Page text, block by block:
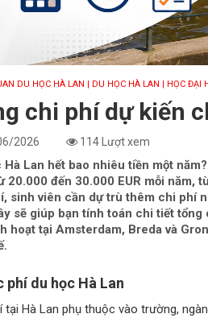
DU HỌC HÀ LAN | DU HỌC HÀ LAN | HỌC ĐẠI
chi phí dự kiến
2026 114 Lượt xem
Hà Lan hết bao nhiêu tiền một
20.000 đến 30.000 EUR mỗi năm,
sinh viên cần dự trù thêm chi phí
sẽ giúp bạn tính toán chi tiết
hoạt tại Amsterdam, Breda và
phí du học Hà Lan
tại Hà Lan phụ thuộc vào trường,